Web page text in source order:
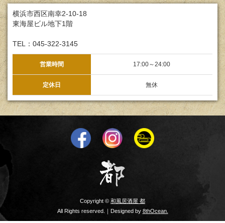
横浜市西区南幸2-10-18
東海屋ビル地下1階
TEL：045-322-3145
営業時間 17:00～24:00
定休日 無休
Copyright © 和風居酒屋 都
All Rights reserved.｜Designed by 8thOcean.